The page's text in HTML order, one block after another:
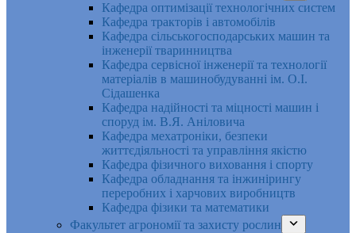
Кафедра оптимізації технологічних систем
Кафедра тракторів і автомобілів
Кафедра сільськогосподарських машин та
інженерії тваринництва
Кафедра cервісної інженерії та технології
матеріалів в машинобудуванні ім. О.І.
Сідашенка
Кафедра надійності та міцності машин і
споруд ім. В.Я. Аніловича
Кафедра мехатроніки, безпеки
життєдіяльності та управління якістю
Кафедра фізичного виховання і спорту
Кафедра обладнання та інжинірингу
переробних і харчових виробництв
Кафедра фізики та математики
Факультет агрономії та захисту рослин